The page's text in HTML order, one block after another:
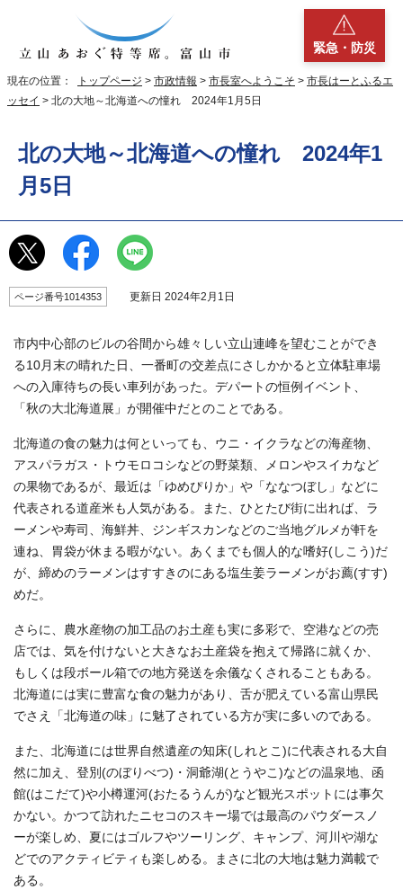
緊急・防災
現在の位置： トップページ > 市政情報 > 市長室へようこそ > 市長はーとふるエ
ッセイ > 北の大地～北海道への憧れ 2024年1月5日
北の大地～北海道への憧れ 2024年1
月5日
ページ番号1014353 更新日 2024年2月1日
市内中心部のビルの谷間から雄々しい立山連峰を望むことができ
る10月末の晴れた日、一番町の交差点にさしかかると立体駐車場
への入庫待ちの長い車列があった。デパートの恒例イベント、
「秋の大北海道展」が開催中だとのことである。
北海道の食の魅力は何といっても、ウニ・イクラなどの海産物、
アスパラガス・トウモロコシなどの野菜類、メロンやスイカなど
の果物であるが、最近は「ゆめぴりか」や「ななつぼし」などに
代表される道産米も人気がある。また、ひとたび街に出れば、ラ
ーメンや寿司、海鮮丼、ジンギスカンなどのご当地グルメが軒を
連ね、胃袋が休まる暇がない。あくまでも個人的な嗜好(しこう)だ
が、締めのラーメンはすすきのにある塩生姜ラーメンがお薦(すす)
めだ。
さらに、農水産物の加工品のお土産も実に多彩で、空港などの売
店では、気を付けないと大きなお土産袋を抱えて帰路に就くか、
もしくは段ボール箱での地方発送を余儀なくされることもある。
北海道には実に豊富な食の魅力があり、舌が肥えている富山県民
でさえ「北海道の味」に魅了されている方が実に多いのである。
また、北海道には世界自然遺産の知床(しれとこ)に代表される大自
然に加え、登別(のぼりべつ)・洞爺湖(とうやこ)などの温泉地、函
館(はこだて)や小樽運河(おたるうんが)など観光スポットには事欠
かない。かつて訪れたニセコのスキー場では最高のパウダースノ
ーが楽しめ、夏にはゴルフやツーリング、キャンプ、河川や湖な
どでのアクティビティも楽しめる。まさに北の大地は魅力満載で
ある。